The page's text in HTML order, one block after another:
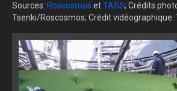
Sources: Roscosmos etTASS; Crédits
Tsenki/Roscosmos; Crédit vidéographique: